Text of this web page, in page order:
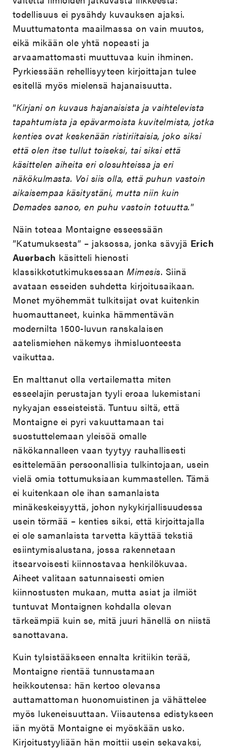
todellisuus ei pysähdy kuvauksen ajaksi.
Muuttumatonta maailmassa on vain muutos,
eikä mikään ole yhtä nopeasti ja
arvaamattomasti muuttuvaa kuin ihminen.
Pyrkiessään rehellisyyteen kirjoittajan tulee
esitellä myös mielensä hajanaisuutta.
”Kirjani on kuvaus hajanaisista ja vaihtelevista
tapahtumista ja epävarmoista kuvitelmista, jotka
kenties ovat keskenään ristiriitaisia, joko siksi
että olen itse tullut toiseksi, tai siksi että
käsittelen aiheita eri olosuhteissa ja eri
näkökulmasta. Voi siis olla, että puhun vastoin
aikaisempaa käsitystäni, mutta niin kuin
Demades sanoo, en puhu vastoin totuutta.”
Näin toteaa Montaigne esseessään
”Katumuksesta” – jaksossa, jonka sävyjä Erich
Auerbach käsitteli hienosti
klassikkotutkimuksessaanMimesis. Siinä
avataan esseiden suhdetta kirjoitusaikaan.
Monet myöhemmät tulkitsijat ovat kuitenkin
huomauttaneet, kuinka hämmentävän
modernilta 1500-luvun ranskalaisen
aatelismiehen näkemys ihmisluonteesta
vaikuttaa.
En malttanut olla vertailematta miten
esseelajin perustajan tyyli eroaa lukemistani
nykyajan esseisteistä. Tuntuu siltä, että
Montaigne ei pyri vakuuttamaan tai
suostuttelemaan yleisöä omalle
näkökannalleen vaan tyytyy rauhallisesti
esittelemään persoonallisia tulkintojaan, usein
vielä omia tottumuksiaan kummastellen. Tämä
ei kuitenkaan ole ihan samanlaista
minäkeskeisyyttä, johon nykykirjallisuudessa
usein törmää – kenties siksi, että kirjoittajalla
ei ole samanlaista tarvetta käyttää tekstiä
esiintymisalustana, jossa rakennetaan
itsearvoisesti kiinnostavaa henkilökuvaa.
Aiheet valitaan satunnaisesti omien
kiinnostusten mukaan, mutta asiat ja ilmiöt
tuntuvat Montaignen kohdalla olevan
tärkeämpiä kuin se, mitä juuri hänellä on niistä
sanottavana.
Kuin tylsistääkseen ennalta kritiikin terää,
Montaigne rientää tunnustamaan
heikkoutensa: hän kertoo olevansa
auttamattoman huonomuistinen ja vähättelee
myös lukeneisuuttaan. Viisautensa edistykseen
iän myötä Montaigne ei myöskään usko.
Kirjoitustyyliään hän moittii usein sekavaksi,